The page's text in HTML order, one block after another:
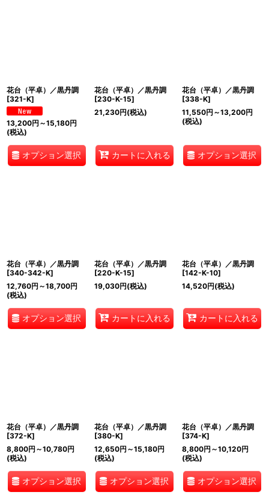
花台（平卓）／黒丹調
[321-K]
13,200円 ～15,180円
(税込)
オプション選択
花台（平卓）／黒丹調
[230-K-15]
21,230円(税込)
カートに入れる
花台（平卓）／黒丹調
[338-K]
11,550円 ～13,200円
(税込)
オプション選択
花台（平卓）／黒丹調
[340-342-K]
12,760円 ～18,700円
(税込)
オプション選択
花台（平卓）／黒丹調
[220-K-15]
19,030円(税込)
カートに入れる
花台（平卓）／黒丹調
[142-K-10]
14,520円(税込)
カートに入れる
花台（平卓）／黒丹調
[372-K]
8,800円 ～10,780円
(税込)
オプション選択
花台（平卓）／黒丹調
[380-K]
12,650円 ～15,180円
(税込)
オプション選択
花台（平卓）／黒丹調
[374-K]
8,800円 ～10,120円
(税込)
オプション選択